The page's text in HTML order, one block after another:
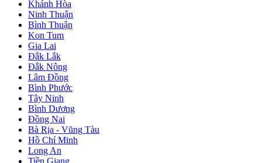
Khánh Hòa
Ninh Thuận
Bình Thuận
Kon Tum
Gia Lai
Đắk Lắk
Đắk Nông
Lâm Đồng
Bình Phước
Tây Ninh
Bình Dương
Đồng Nai
Bà Rịa - Vũng Tàu
Hồ Chí Minh
Long An
Tiền Giang